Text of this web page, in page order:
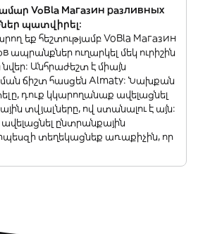
VoBla Магазин разливных
պատվիրել:
եք հեշտությամբ VoBla Магазин
ապրանքներ ուղարկել մեկ ուրիշին
Անհրաժեշտ է միայն
ճիշտ հասցեն Almaty: Նախքան
դուք կկարողանաք ավելացնել
տվյալները, ով ստանալու է այն:
ընտրանքային
տեղեկացնեք առաքիչին, որ